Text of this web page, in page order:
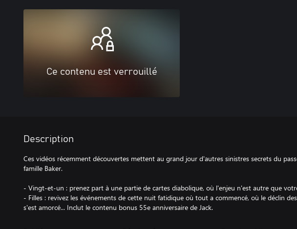
Ce contenu est verrouillé
Description
Ces vidéos récemment découvertes mettent au grand jour d'autres sinistres secrets du
famille Baker.
- Vingt-et-un : prenez part à une partie de cartes diabolique, où l'enjeu n'est autre que
- Filles : revivez les événements de cette nuit fatidique où tout a commencé, où le déclin
s'est amorcé... Inclut le contenu bonus 55e anniversaire de Jack.